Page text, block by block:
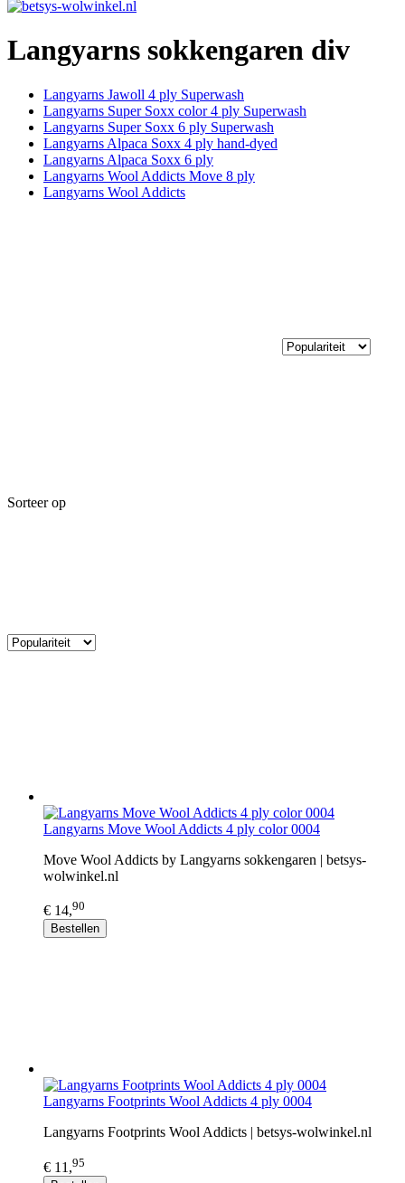
Langyarns sokkengaren div
Langyarns Jawoll 4 ply Superwash
Langyarns Super Soxx color 4 ply Superwash
Langyarns Super Soxx 6 ply Superwash
Langyarns Alpaca Soxx 4 ply hand-dyed
Langyarns Alpaca Soxx 6 ply
Langyarns Wool Addicts Move 8 ply
Langyarns Wool Addicts
Sorteer op
Langyarns Move Wool Addicts 4 ply color 0004
Move Wool Addicts by Langyarns sokkengaren | betsys-
wolwinkel.nl
€ 14,90
Bestellen
Langyarns Footprints Wool Addicts 4 ply 0004
Langyarns Footprints Wool Addicts | betsys-wolwinkel.nl
€ 11,95